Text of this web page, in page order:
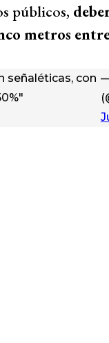
públicos,
metros
señaléticas, con